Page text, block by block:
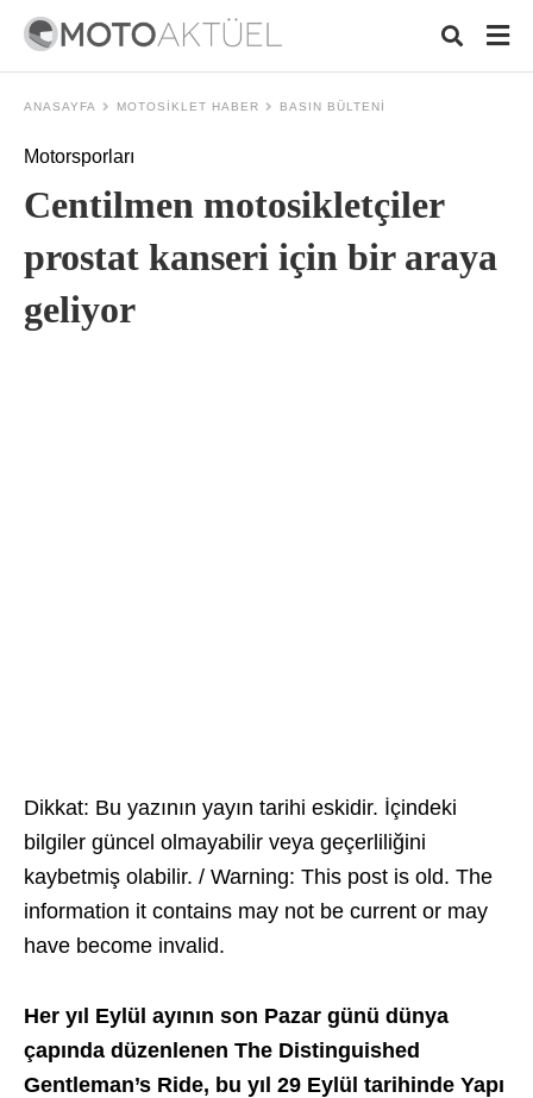
and
ANASAYFA MOTOSIKLET HABER BASIN BÜLTENI
Motorsporları
Centilmen motosikletçiler
prostat kanseri için bir araya
geliyor
Dikkat: Bu yazının yayın tarihi eskidir. İçindeki
bilgiler güncel olmayabilir veya geçerliliğini
kaybetmiş olabilir. / Warning: This post is old. The
information it contains may not be current or may
have become invalid.
Her yıl Eylül ayının son Pazar günü dünya
çapında düzenlenen The Distinguished
Gentleman’s Ride, bu yıl 29 Eylül tarihinde Yapı